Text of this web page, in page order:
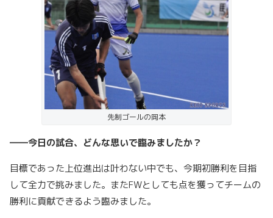
先制ゴールの岡本
――今日の試合、どんな思いで臨みましたか？
目標であった上位進出は叶わない中でも、今期初勝利を目指
して全力で挑みました。またFWとしても点を獲ってチームの
勝利に貢献できるよう臨みました。